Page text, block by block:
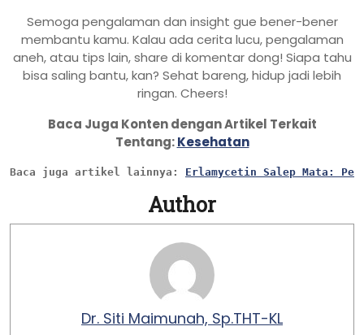
Semoga pengalaman dan insight gue bener-bener
membantu kamu. Kalau ada cerita lucu, pengalaman
aneh, atau tips lain, share di komentar dong! Siapa tahu
bisa saling bantu, kan? Sehat bareng, hidup jadi lebih
ringan. Cheers!
Baca Juga Konten dengan Artikel Terkait
Tentang:Kesehatan
Baca juga artikel lainnya: Erlamycetin Salep Mata:
Author
Dr. Siti Maimunah, Sp.THT-KL